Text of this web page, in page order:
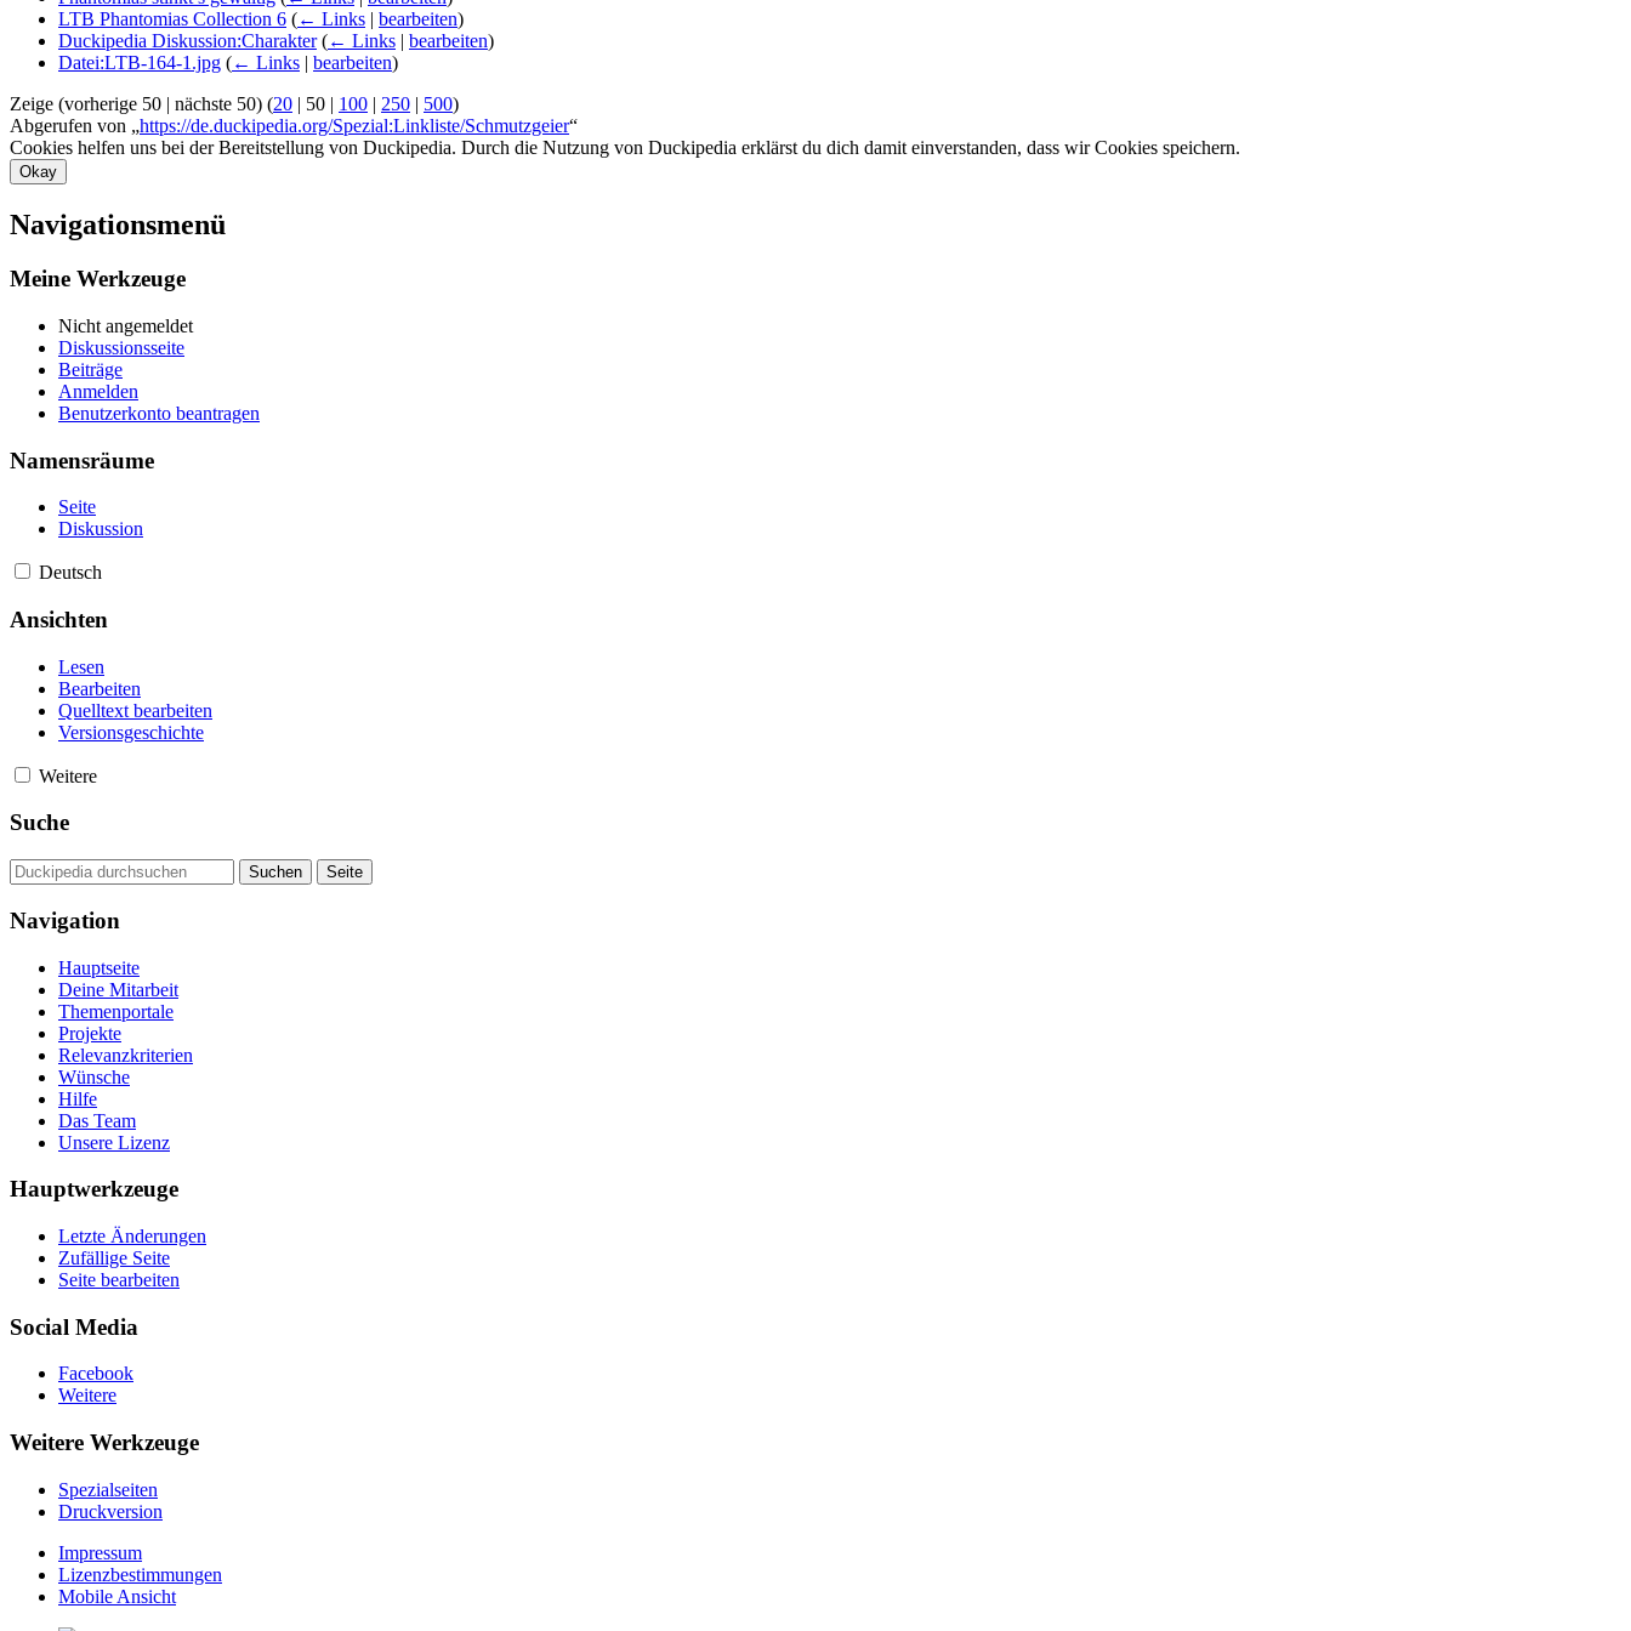
LTB Phantomias Collection 6 (← Links | bearbeiten)
Duckipedia Diskussion:Charakter (← Links | bearbeiten)
Datei:LTB-164-1.jpg (← Links | bearbeiten)
Zeige (vorherige 50 | nächste 50) (20 | 50 | 100 | 250 | 500)
Abgerufen von „https://de.duckipedia.org/Spezial:Linkliste/Schmutzgeier“
Cookies helfen uns bei der Bereitstellung von Duckipedia. Durch die Nutzung von Duckipedia erklärst du dich damit einverstanden, dass wir Cookies speichern.
Okay
Navigationsmenü
Meine Werkzeuge
Nicht angemeldet
Diskussionsseite
Beiträge
Anmelden
Benutzerkonto beantragen
Namensräume
Seite
Diskussion
Deutsch
Ansichten
Lesen
Bearbeiten
Quelltext bearbeiten
Versionsgeschichte
Weitere
Suche
Navigation
Hauptseite
Deine Mitarbeit
Themenportale
Projekte
Relevanzkriterien
Wünsche
Hilfe
Das Team
Unsere Lizenz
Hauptwerkzeuge
Letzte Änderungen
Zufällige Seite
Seite bearbeiten
Social Media
Facebook
Weitere
Weitere Werkzeuge
Spezialseiten
Druckversion
Impressum
Lizenzbestimmungen
Mobile Ansicht